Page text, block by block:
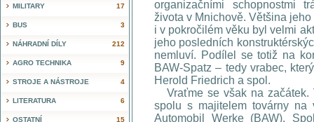
organizačními schopnostmi
života v Mnichově. Většina
i v pokročilém věku byl velmi
jeho posledních
nemluví. Podílel se totiž na
BAW-Spatz – tedy vrabec,
Herold Friedrich a spol.
Vraťme se však na začátek.
spolu s majitelem továrny na
Automobil Werke (BAW).
17
MILITARY
3
BUS
212
NÁHRADNÍ DÍLY
9
AGRO TECHNIKA
4
STROJE A NÁSTROJE
6
LITERATURA
15
OSTATNÍ